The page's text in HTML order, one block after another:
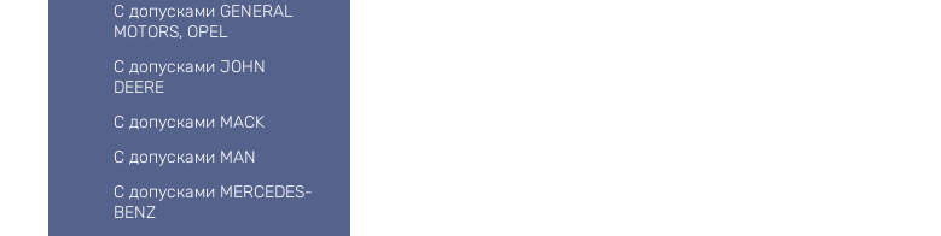
С допусками GENERAL
MOTORS, OPEL
С допусками JOHN
DEERE
С допусками MACK
С допусками MAN
С допусками MERCEDES-
BENZ